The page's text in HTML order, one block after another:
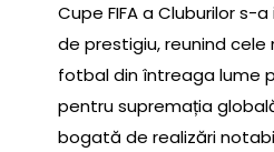
Cupe FIFA a Cluburilor s-
de prestigiu, reunind cele
fotbal din întreaga lume
pentru supremația
bogată de realizări